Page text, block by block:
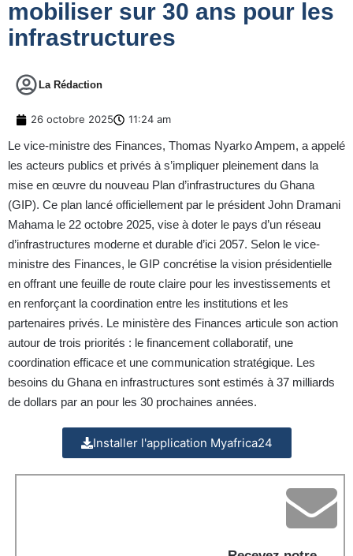
mobiliser sur 30 ans pour les
infrastructures
La Rédaction
26 octobre 2025 11:24 am
Le vice-ministre des Finances, Thomas Nyarko Ampem, a appelé
les acteurs publics et privés à s’impliquer pleinement dans la
mise en œuvre du nouveau Plan d’infrastructures du Ghana
(GIP). Ce plan lancé officiellement par le président John Dramani
Mahama le 22 octobre 2025, vise à doter le pays d’un réseau
d’infrastructures moderne et durable d’ici 2057. Selon le vice-
ministre des Finances, le GIP concrétise la vision présidentielle
en offrant une feuille de route claire pour les investissements et
en renforçant la coordination entre les institutions et les
partenaires privés. Le ministère des Finances articule son action
autour de trois priorités : le financement collaboratif, une
coordination efficace et une communication stratégique. Les
besoins du Ghana en infrastructures sont estimés à 37 milliards
de dollars par an pour les 30 prochaines années.
Installer l'application Myafrica24